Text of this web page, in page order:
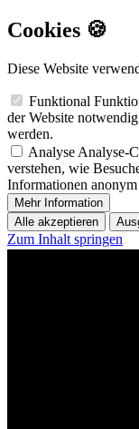
Cookies 🍪
Diese Website
Funktional
der Website
werden.
Analyse Analyse-
verstehen, wie
Informationen
Mehr Information
Alle akzeptieren
Zum Inhalt springen